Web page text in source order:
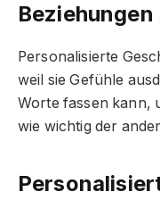
Personalisierte
weil sie Gefühle
Worte fassen kann,
wie wichtig der